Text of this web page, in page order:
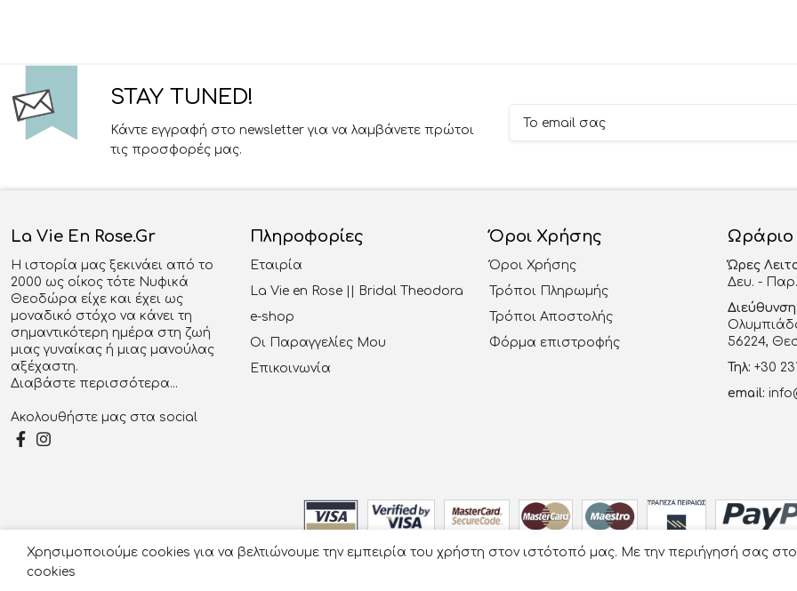
STAY TUNED!
Κάντε εγγραφή στο newsletter για να λαμβάνετε πρώτοι
τις προσφορές μας.
La Vie En Rose.gr
Η ιστορία μας ξεκινάει από το
2000 ως οίκος τότε Νυφικά
Θεοδώρα είχε και έχει ως
μοναδικό στόχο να κάνει τη
σημαντικότερη ημέρα στη ζωή
μιας γυναίκας ή μιας μανούλας
αξέχαστη.
Διαβάστε περισσότερα...
Ακολουθήστε μας στα social
Πληροφορίες
Εταιρία
La Vie en Rose || Bridal Theodora
e-shop
Οι Παραγγελίες Μου
Επικοινωνία
Όροι Χρήσης
Όροι Χρήσης
Τρόποι Πληρωμής
Τρόποι Αποστολής
Φόρμα επιστροφής
Ωράριο
Ώρες
Δευ. - Παρ.
Διεύθυνση:
56224,
Τηλ: +30
email:
Χρησιμοποιούμε cookies για να βελτιώνουμε την εμπειρία του χρήστη στον ιστότοπό μας. Με την περιήγησή σας
cookies